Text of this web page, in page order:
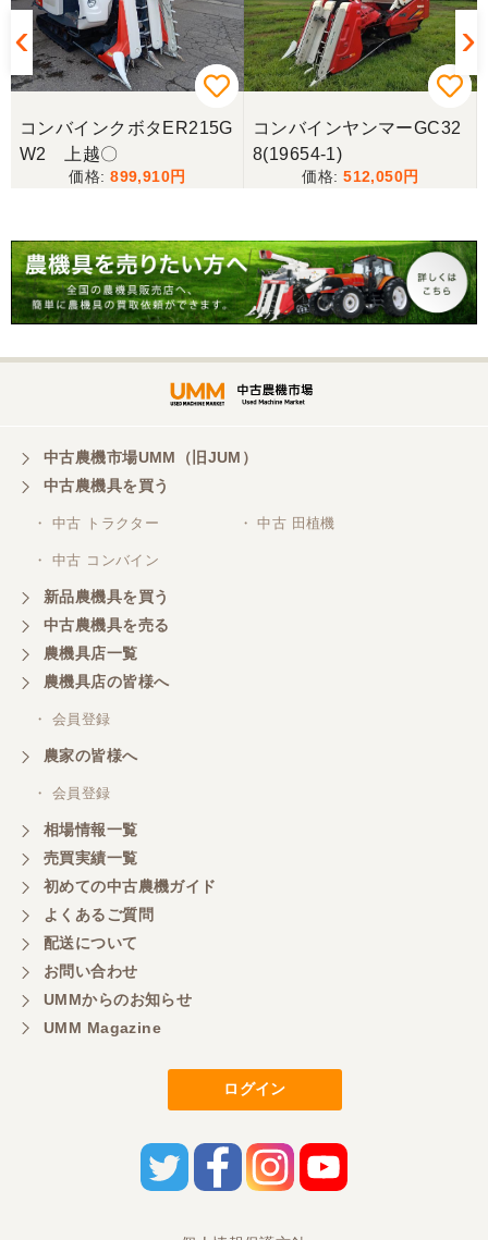
この度はありがとうございました 初めて利用させて
いただきましたがとても親切にして頂きました
この度はありがとうございました。また機会があれ
ばよろしくお願いします。
コンバインクボタER215G
W2 上越〇
899,910
コンバインヤンマーGC32
8(19654-1)
512,050
中古農機市場UMM（旧JUM）
中古農機具を買う
・ 中古 トラクター ・ 中古 田植機
・ 中古 コンバイン
新品農機具を買う
中古農機具を売る
農機具店一覧
農機具店の皆様へ
・ 会員登録
農家の皆様へ
・ 会員登録
相場情報一覧
売買実績一覧
初めての中古農機ガイド
よくあるご質問
配送について
お問い合わせ
UMMからのお知らせ
UMM Magazine
ログイン